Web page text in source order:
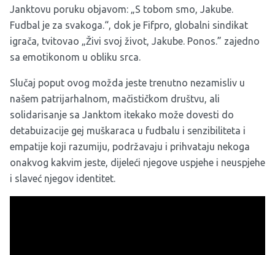
Janktovu poruku objavom: „S tobom smo, Jakube.
Fudbal je za svakoga.“, dok je Fifpro, globalni sindikat
igrača, tvitovao „Živi svoj život, Jakube. Ponos.” zajedno
sa emotikonom u obliku srca.
Slučaj poput ovog možda jeste trenutno nezamisliv u
našem patrijarhalnom, mačističkom društvu, ali
solidarisanje sa Janktom itekako može dovesti do
detabuizacije gej muškaraca u fudbalu i senzibiliteta i
empatije koji razumiju, podržavaju i prihvataju nekoga
onakvog kakvim jeste, dijeleći njegove uspjehe i neuspjehe
i slaveć njegov identitet.